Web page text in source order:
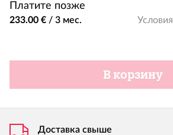
Платите позже
233.00 € / 3 мес. Условия
В корзину
Доставка свыше